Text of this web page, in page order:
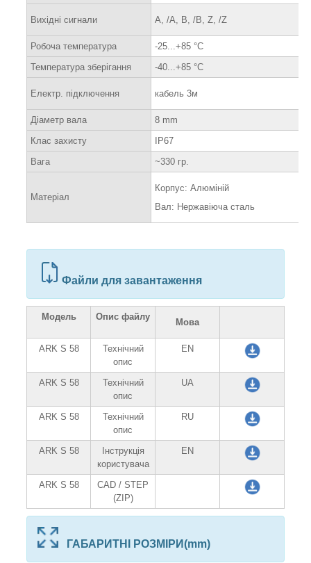
Вихідні сигнали A, /A, B, /B, Z, /Z
Робоча температура
-25...+85 °C
Температура зберігання
-40...+85 °C
Електр. підключення кабель 3м
Діаметр вала
8 mm
Клас захисту
IP67
Вага
~330 гр.
Матеріал
Корпус: Алюміній
Вал: Нержавіюча сталь
Файли для завантаження
Модель Опис файлу
Мова
ARK S 58
Технічний
опис
EN
ARK S 58
Технічний
опис
UA
ARK S 58
Технічний
опис
RU
ARK S 58
Інструкція
користувача
EN
ARK S 58
CAD / STEP
(ZIP)
ГАБАРИТНІ РОЗМІРИ(mm)